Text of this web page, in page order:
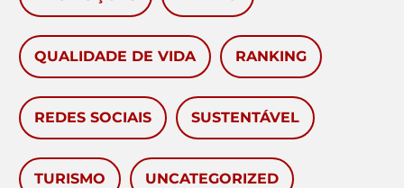
QUALIDADE DE VIDA RANKING
REDES SOCIAIS SUSTENTÁVEL
TURISMO UNCATEGORIZED